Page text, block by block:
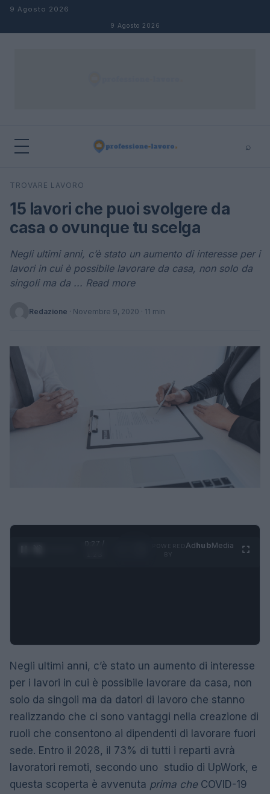
Salta al contenuto
9 Agosto 2026
9 Agosto 2026
⌕
Cerca
TROVARE LAVORO
15 lavori che puoi svolgere da
casa o ovunque tu scelga
Negli ultimi anni, c’è stato un aumento di interesse per i
lavori in cui è possibile lavorare da casa, non solo da
singoli ma da ... Read more
Redazione · Novembre 9, 2020 · 11 min
0:28 /
AdhubMedia
Negli ultimi anni, c’è stato un aumento di interesse
per i lavori in cui è possibile lavorare da casa, non
solo da singoli ma da datori di lavoro che stanno
realizzando che ci sono vantaggi nella creazione di
ruoli che consentono ai dipendenti di lavorare fuori
sede. Entro il 2028, il 73% di tutti i reparti avrà
lavoratori remoti, secondo uno studio di UpWork, e
questa scoperta è avvenuta prima cheCOVID-19